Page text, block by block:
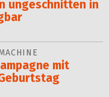
ungeschnitten in
mit